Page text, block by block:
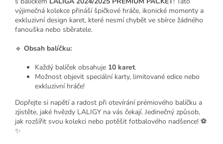
výjimečná kolekce přináší špičkové hráče, ikonické momenty a
exkluzivní design karet, které nesmí chybět ve sbírce žádného
fanouška nebo sběratele.
🔹 Obsah balíčku:
Každý balíček obsahuje 10 karet.
Možnost objevit speciální karty, limitované edice nebo
exkluzivní hráče!
Dopřejte si napětí a radost při otevírání prémiového balíčku a
zjistěte, jaké hvězdy LALIGY na vás čekají. Jedinečný způsob,
jak rozšířit svou kolekci nebo potěšit fotbalového nadšence! ⚽
✨